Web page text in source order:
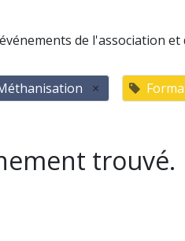
de l'association
×
trouvé.